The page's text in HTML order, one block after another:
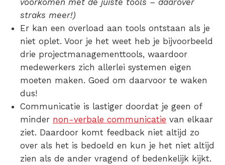
voorkomen met de juiste tools – daarover
straks meer!)
Er kan een overload aan tools ontstaan als je
niet oplet. Voor je het weet heb je bijvoorbeeld
drie projectmanagementtools, waardoor
medewerkers zich allerlei systemen eigen
moeten maken. Goed om daarvoor te waken
dus!
Communicatie is lastiger doordat je geen of
minder non-verbale communicatie van elkaar
ziet. Daardoor komt feedback niet altijd zo
over als het is bedoeld en kun je het niet altijd
zien als de ander vragend of bedenkelijk kijkt.